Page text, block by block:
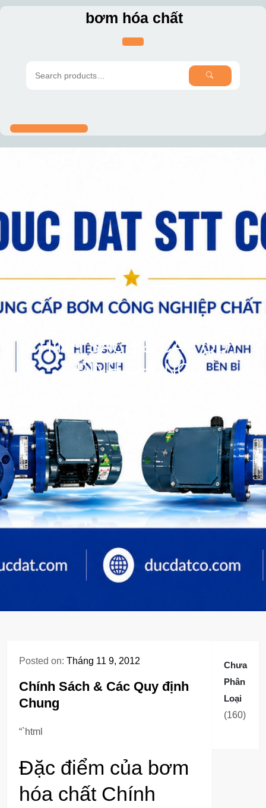
Skip
bơm hóa chất
SEARCH
CHÍNH SÁCH & CÁC QUY
ĐỊNH CHUNG
Posted on: Tháng 11 9, 2012
Chính Sách & Các Quy định
Chung
“`html
Đặc điểm của bơm
hóa chất Chính
Chưa
Phân
Loại
160160